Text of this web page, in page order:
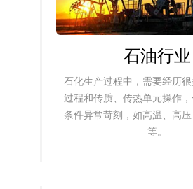
石油行业
石化生产过程中，需要经历
过程和传质、传热单元操作，
条件异常苛刻，如高温、高
等。